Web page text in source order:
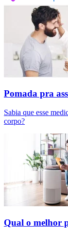
Pomada pra
Sabia que esse
corpo?
Qual o melhor